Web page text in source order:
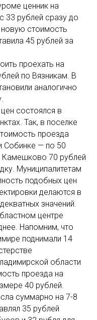
ценник на
33 рублей сразу до
стоимость
45 рублей за
проехать на
по Вязникам. В
аналогично
состоялся в
Так, в поселке
проезда
Собинке — по 50
Камешково 70 рублей
Муниципалитетам
подобных цен
делаются в
значений.
центре
Напомним, что
поднимали 14
области
проезда на
40 рублей.
суммарно на 7-8
35 рублей